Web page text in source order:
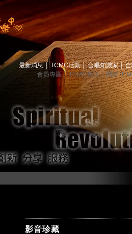
最新消息 TCMC活動│ 合唱知識家│
會員專區│ TCMC會訊│ 關於
影音珍藏